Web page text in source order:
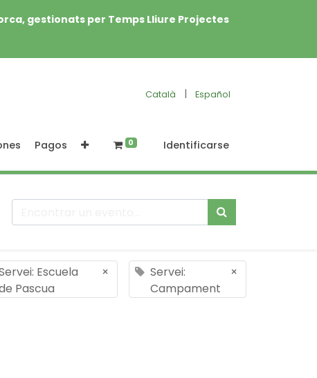
gestionats per Temps Lliure Projectes
Català | Español
Pagos 0 Identificarse
Escuela
Pascua
×
Servei:
Campament
×